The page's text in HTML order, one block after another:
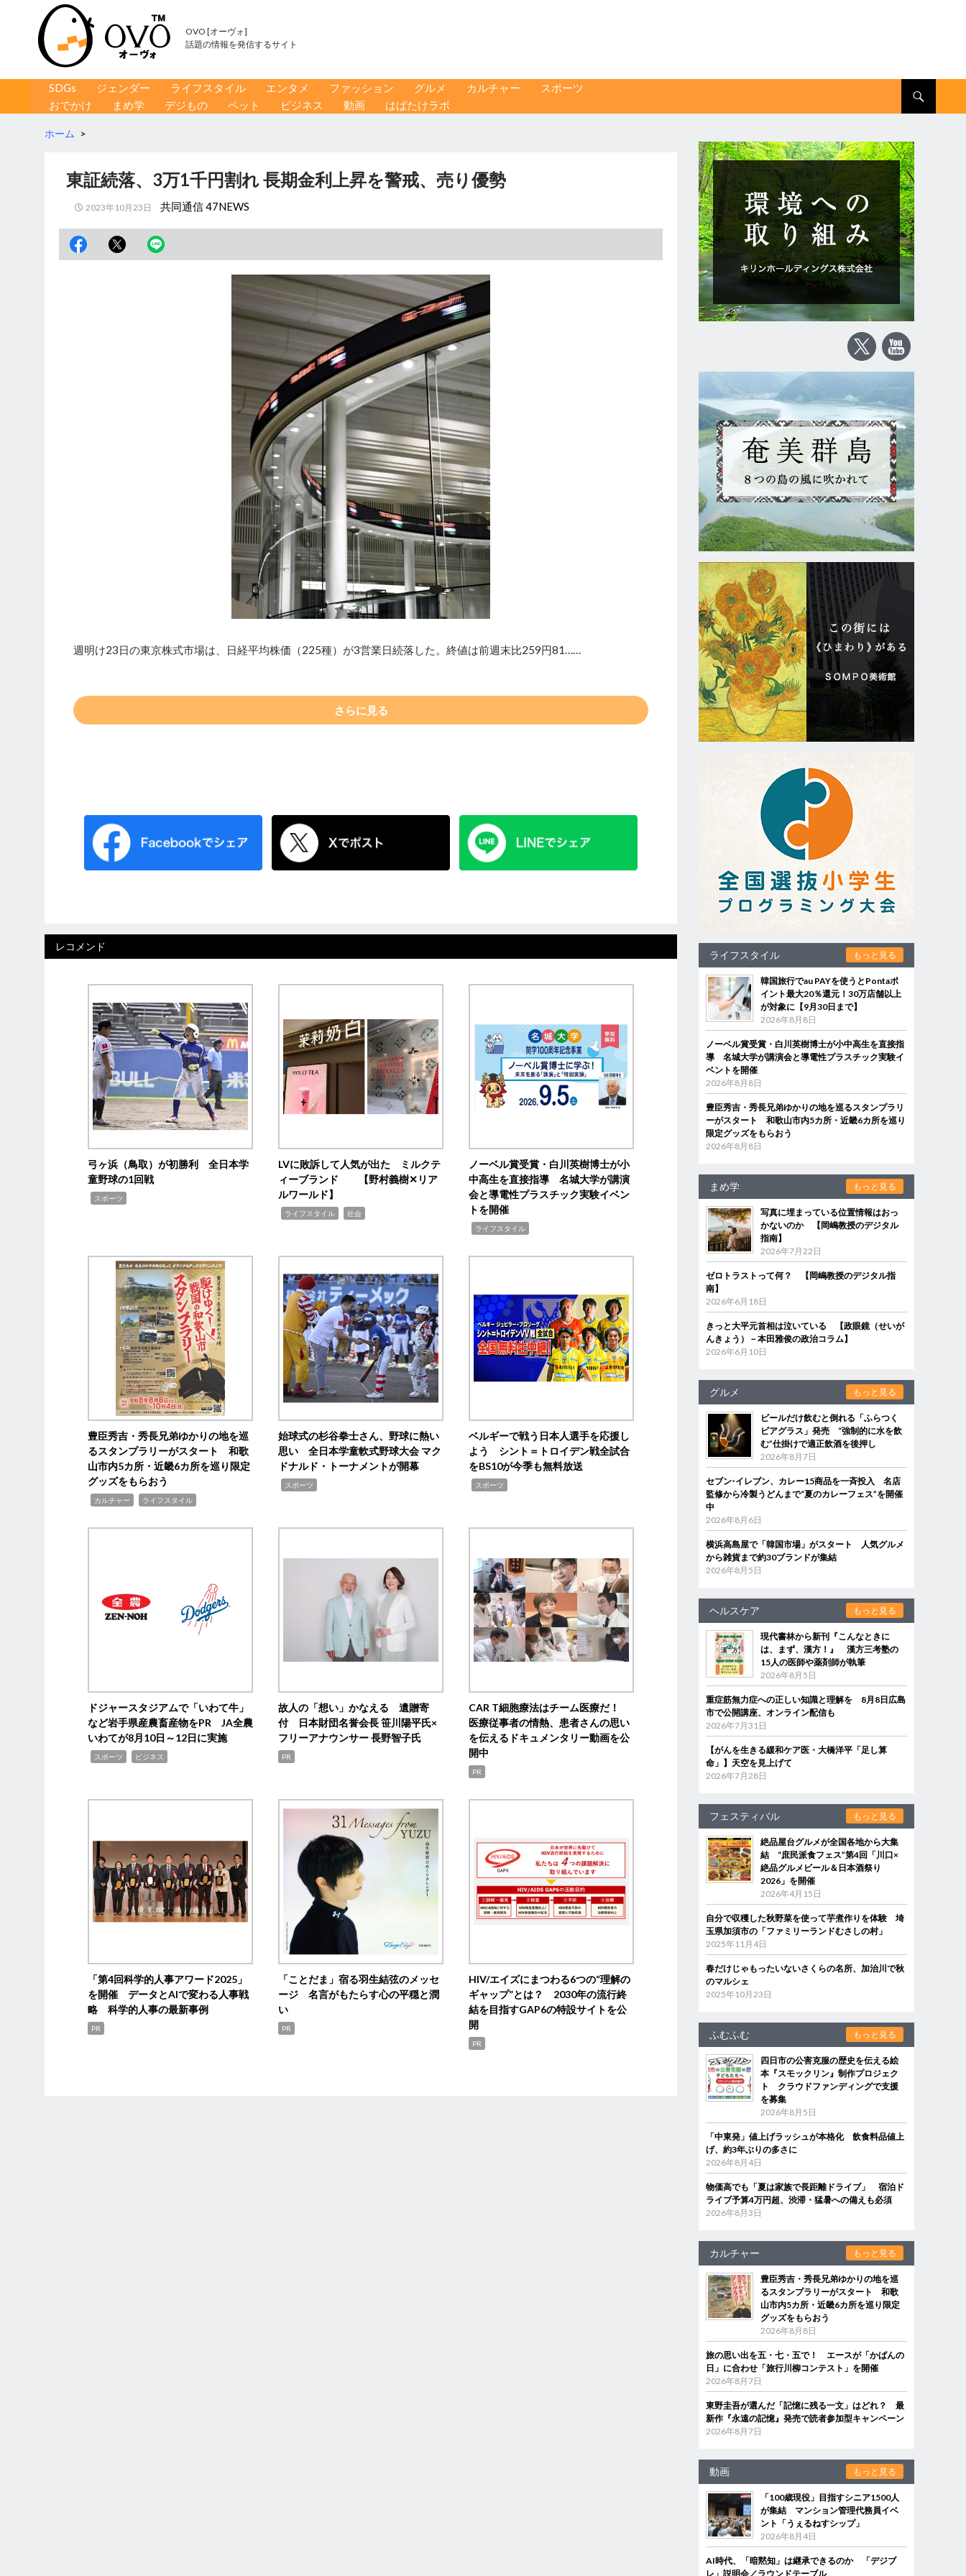
OVO [オーヴォ]
話題の情報を発信するサイト
コンテンツへ移動
SDGs ジェンダー ライフスタイル エンタメ ファッション グルメ カルチャー
スポーツ
おでかけ
まめ学 デジもの ペット ビジネス 動画 はばたけラボ
ホーム >
東証続落、3万1千円割れ 長期金利上昇を警戒、売り優勢
2023年10月23日 共同通信 47NEWS
週明け23日の東京株式市場は、日経平均株価（225種）が3営業日続落した。終値は前週末比259円81……
さらに見る
レコメンド
弓ヶ浜（鳥取）が初勝利 全日本学
童野球の1回戦
スポーツ
LVに敗訴して人気が出た ミルクテ
ィーブランド 【野村義樹✕リア
ルワールド】
ライフスタイル 社会
ノーベル賞受賞・白川英樹博士が小
中高生を直接指導 名城大学が講演
会と導電性プラスチック実験イベン
トを開催
ライフスタイル
豊臣秀吉・秀長兄弟ゆかりの地を巡
るスタンプラリーがスタート 和歌
山市内5カ所・近畿6カ所を巡り限定
グッズをもらおう
カルチャー ライフスタイル
始球式の杉谷拳士さん、野球に熱い
思い 全日本学童軟式野球大会 マク
ドナルド・トーナメントが開幕
スポーツ
ベルギーで戦う日本人選手を応援し
よう シント＝トロイデン戦全試合
をBS10が今季も無料放送
スポーツ
ドジャースタジアムで「いわて牛」
など岩手県産農畜産物をPR JA全農
いわてが8月10日～12日に実施
スポーツ ビジネス
故人の「想い」かなえる 遺贈寄
付 日本財団名誉会長 笹川陽平氏×
フリーアナウンサー 長野智子氏
PR
CAR T細胞療法はチーム医療だ！
医療従事者の情熱、患者さんの思い
を伝えるドキュメンタリー動画を公
開中
PR
「第4回科学的人事アワード2025」
を開催 データとAIで変わる人事戦
略 科学的人事の最新事例
PR
「ことだま」宿る羽生結弦のメッセ
ージ 名言がもたらす心の平穏と潤
い
PR
HIV/エイズにまつわる6つの“理解の
ギャップ”とは？ 2030年の流行終
結を目指すGAP6の特設サイトを公
開
PR
ライフスタイル もっと見る
韓国旅行でau PAYを使うとPontaポ
イント最大20％還元！30万店舗以上
が対象に【9月30日まで】
2026年8月8日
ノーベル賞受賞・白川英樹博士が小中高生を直接指
導 名城大学が講演会と導電性プラスチック実験イ
ベントを開催
2026年8月8日
豊臣秀吉・秀長兄弟ゆかりの地を巡るスタンプラリ
ーがスタート 和歌山市内5カ所・近畿6カ所を巡り
限定グッズをもらおう
2026年8月8日
まめ学 もっと見る
写真に埋まっている位置情報はおっ
かないのか 【岡嶋教授のデジタル
指南】
2026年7月22日
ゼロトラストって何？ 【岡嶋教授のデジタル指
南】
2026年6月18日
きっと大平元首相は泣いている 【政眼鏡（せいが
んきょう）－本田雅俊の政治コラム】
2026年6月10日
グルメ もっと見る
ビールだけ飲むと倒れる「ふらつく
ビアグラス」発売 “強制的に水を飲
む”仕掛けで適正飲酒を後押し
2026年8月7日
セブン‐イレブン、カレー15商品を一斉投入 名店
監修から冷製うどんまで“夏のカレーフェス”を開催
中
2026年8月6日
横浜高島屋で「韓国市場」がスタート 人気グルメ
から雑貨まで約30ブランドが集結
2026年8月5日
ヘルスケア もっと見る
現代書林から新刊『こんなときに
は、まず、漢方！』 漢方三考塾の
15人の医師や薬剤師が執筆
2026年8月5日
重症筋無力症への正しい知識と理解を 8月8日広島
市で公開講座、オンライン配信も
2026年7月31日
【がんを生きる緩和ケア医・大橋洋平「足し算
命」】天空を見上げて
2026年7月28日
フェスティバル もっと見る
絶品屋台グルメが全国各地から大集
結 “庶民派食フェス”第4回「川口×
絶品グルメビール＆日本酒祭り
2026」を開催
2026年4月15日
自分で収穫した秋野菜を使って芋煮作りを体験 埼
玉県加須市の「ファミリーランドむさしの村」
2025年11月4日
春だけじゃもったいないさくらの名所、加治川で秋
のマルシェ
2025年10月23日
ふむふむ もっと見る
四日市の公害克服の歴史を伝える絵
本『スモックリン』制作プロジェク
ト クラウドファンディングで支援
を募集
2026年8月5日
「中東発」値上げラッシュが本格化 飲食料品値上
げ、約3年ぶりの多さに
2026年8月4日
物価高でも「夏は家族で長距離ドライブ」 宿泊ド
ライブ予算4万円超、渋滞・猛暑への備えも必須
2026年8月3日
カルチャー もっと見る
豊臣秀吉・秀長兄弟ゆかりの地を巡
るスタンプラリーがスタート 和歌
山市内5カ所・近畿6カ所を巡り限定
グッズをもらおう
2026年8月8日
旅の思い出を五・七・五で！ エースが「かばんの
日」に合わせ「旅行川柳コンテスト」を開催
2026年8月7日
東野圭吾が選んだ「記憶に残る一文」はどれ？ 最
新作『永遠の記憶』発売で読者参加型キャンペーン
2026年8月7日
動画 もっと見る
「100歳現役」目指すシニア1500人
が集結 マンション管理代務員イベ
ント「うぇるねすシップ」
2026年8月4日
AI時代、「暗黙知」は継承できるのか 「デジブ
レ」説明会／ラウンドテーブル